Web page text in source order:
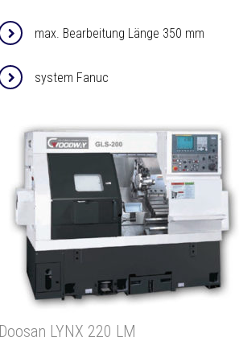
max. Bearbeitung Länge 350 mm
system Fanuc
Doosan LYNX 220 LM